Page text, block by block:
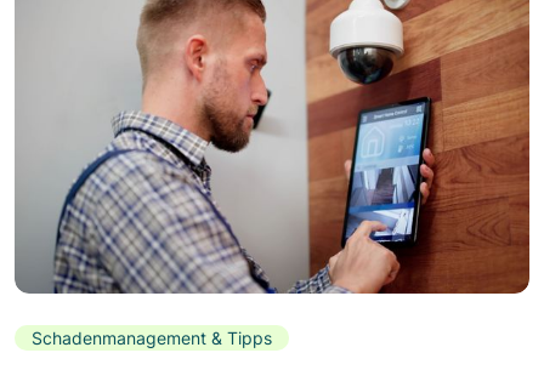
Schadenmanagement & Tipps